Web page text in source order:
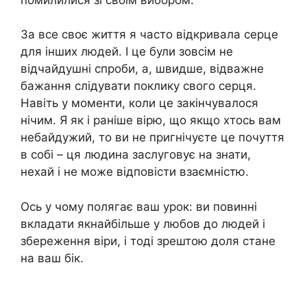
За все своє життя я часто відкривала серце
для інших людей. І це були зовсім не
відчайдушні спроби, а, швидше, відважне
бажання слідувати поклику свого серця.
Навіть у моменти, коли це закінчувалося
нічим. Я як і раніше вірю, що якщо хтось вам
небайдужий, то ви не пригнічуєте це почуття
в собі – ця людина заслуговує на знати,
нехай і не може відповісти взаємністю.
Ось у чому полягає ваш урок: ви повинні
вкладати якнайбільше у любов до людей і
збереження віри, і тоді зрештою доля стане
на ваш бік.